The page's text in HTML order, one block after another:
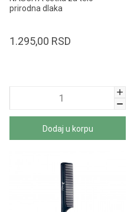
prirodna dlaka
1.295,00 RSD
Dodaj u korpu